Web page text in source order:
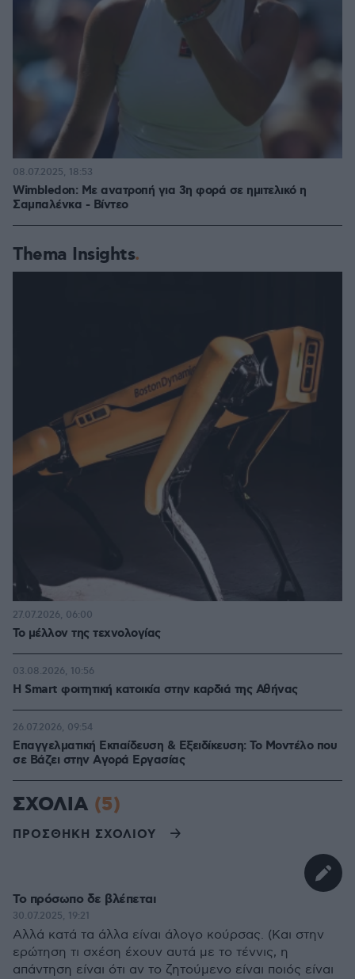
Wimbledon: Με ανατροπή για 3η φορά σε ημιτελικό η
Σαμπαλένκα - Βίντεο
08.07.2025, 18:53
Thema Insights
Το μέλλον της τεχνολογίας
27.07.2026, 06:00
Η Smart φοιτητική κατοικία στην καρδιά της Αθήνας
03.08.2026, 10:56
Επαγγελματική Εκπαίδευση & Εξειδίκευση: Το Mοντέλο που
σε Bάζει στην Aγορά Eργασίας
26.07.2026, 09:54
ΣΧΟΛΙΑ (5)
ΠΡΟΣΘΗΚΗ ΣΧΟΛΙΟΥ
Το πρόσωπο δε βλέπεται
30.07.2025, 19:21
Αλλά κατά τα άλλα είναι άλογο κούρσας. (Και στην
ερώτηση τι σχέση έχουν αυτά με το τέννις, η
απάντηση είναι ότι αν το ζητούμενο είναι ποιός είναι